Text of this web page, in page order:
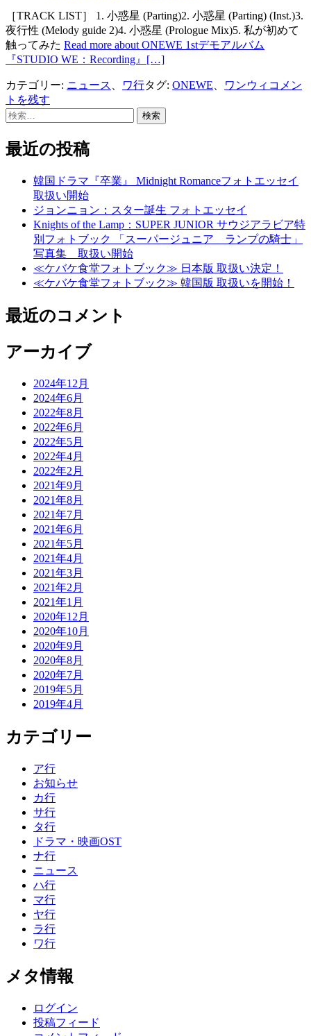
［TRACK LIST］ 1. 小惑星 (Parting)2. 小惑星 (Parting) (Inst.)3.
夜行性 (Melody guide 2)4. 小惑星 (Prologue Mix)5. 私が初めて
触ってみた Read more about ONEWE 1stデモアルバム
『STUDIO WE：Recording』 […]
カテゴリー: ニュース ワ行タグ: ONEWE ワンウィ コメン
トを残す
検
最近の投稿
韓国ドラマ『卒業』 Midnight Romanceフォトエッセイ
取扱い開始
ジョンニョン：スター誕生 フォトエッセイ
Knights of the Lamp：SUPER JUNIOR サウジアラビア特
別フォトブック 「スーパージュニア ランプの騎士」
写真集 取扱い開始
≪ケバケ食堂フォトブック≫ 日本版 取扱い決定！
≪ケバケ食堂フォトブック≫ 韓国版 取扱いを開始！
最近のコメント
アーカイブ
2024年12月
2024年6月
2022年8月
2022年6月
2022年5月
2022年4月
2022年2月
2021年9月
2021年8月
2021年7月
2021年6月
2021年5月
2021年4月
2021年3月
2021年2月
2021年1月
2020年12月
2020年10月
2020年9月
2020年8月
2020年7月
2019年5月
2019年4月
カテゴリー
ア行
お知らせ
カ行
サ行
タ行
ドラマ・映画OST
ナ行
ニュース
ハ行
マ行
ヤ行
ラ行
ワ行
メタ情報
ログイン
投稿フィード